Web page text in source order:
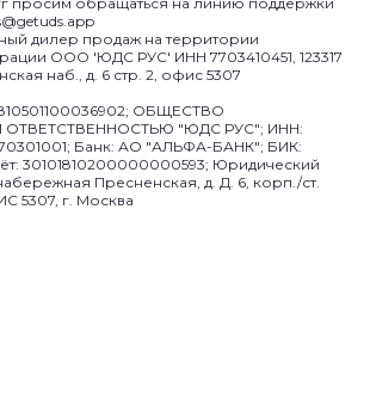
дилер продаж на территории
ООО 'ЮДС РУС' ИНН 7703410451, 123317
наб., д. 6 стр. 2, офис 5307
ОБЩЕСТВО
ОТВЕТСТВЕННОСТЬЮ "ЮДС РУС"; ИНН:
Банк: АО "АЛЬФА-БАНК"; БИК:
30101810200000000593; Юридический
Пресненская, д. Д. 6, корп./ст.
5307, г. Москва